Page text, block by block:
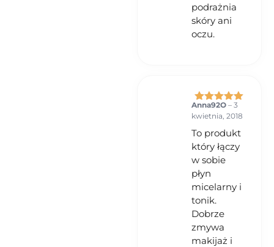
podrażnia
skóry ani
oczu.
Oceniono5
na 5
Anna92O – 3
kwietnia, 2018
To produkt
który łączy
w sobie
płyn
micelarny i
tonik.
Dobrze
zmywa
makijaż i